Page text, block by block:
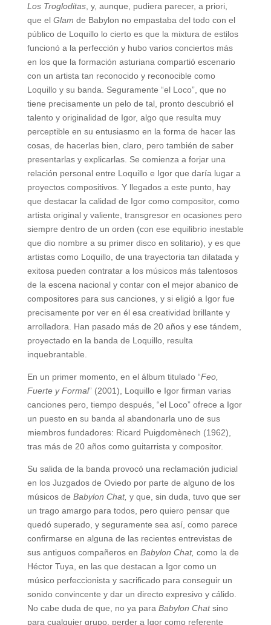
Los Trogloditas, y, aunque, pudiera parecer, a priori,
que el Glam de Babylon no empastaba del todo con el
público de Loquillo lo cierto es que la mixtura de estilos
funcionó a la perfección y hubo varios conciertos más
en los que la formación asturiana compartió escenario
con un artista tan reconocido y reconocible como
Loquillo y su banda. Seguramente “el Loco”, que no
tiene precisamente un pelo de tal, pronto descubrió el
talento y originalidad de Igor, algo que resulta muy
perceptible en su entusiasmo en la forma de hacer las
cosas, de hacerlas bien, claro, pero también de saber
presentarlas y explicarlas. Se comienza a forjar una
relación personal entre Loquillo e Igor que daría lugar a
proyectos compositivos. Y llegados a este punto, hay
que destacar la calidad de Igor como compositor, como
artista original y valiente, transgresor en ocasiones pero
siempre dentro de un orden (con ese equilibrio inestable
que dio nombre a su primer disco en solitario), y es que
artistas como Loquillo, de una trayectoria tan dilatada y
exitosa pueden contratar a los músicos más talentosos
de la escena nacional y contar con el mejor abanico de
compositores para sus canciones, y si eligió a Igor fue
precisamente por ver en él esa creatividad brillante y
arrolladora. Han pasado más de 20 años y ese tándem,
proyectado en la banda de Loquillo, resulta
inquebrantable.
En un primer momento, en el álbum titulado “Feo,
Fuerte y Formal” (2001), Loquillo e Igor firman varias
canciones pero, tiempo después, “el Loco” ofrece a Igor
un puesto en su banda al abandonarla uno de sus
miembros fundadores: Ricard Puigdomènech (1962),
tras más de 20 años como guitarrista y compositor.
Su salida de la banda provocó una reclamación judicial
en los Juzgados de Oviedo por parte de alguno de los
músicos de Babylon Chat, y que, sin duda, tuvo que ser
un trago amargo para todos, pero quiero pensar que
quedó superado, y seguramente sea así, como parece
confirmarse en alguna de las recientes entrevistas de
sus antiguos compañeros en Babylon Chat, como la de
Héctor Tuya, en las que destacan a Igor como un
músico perfeccionista y sacrificado para conseguir un
sonido convincente y dar un directo expresivo y cálido.
No cabe duda de que, no ya para Babylon Chatsino
para cualquier grupo, perder a Igor como referente